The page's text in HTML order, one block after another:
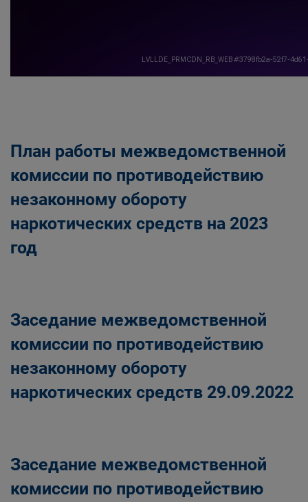
План работы межведомственной
комиссии по противодействию
незаконному обороту
наркотических средств на 2023
год
Заседание межведомственной
комиссии по противодействию
незаконному обороту
наркотических средств 29.09.2022
Заседание межведомственной
комиссии по противодействию